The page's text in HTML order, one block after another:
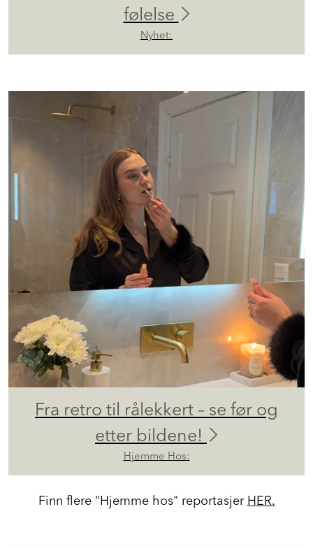
følelse
Nyhet:
Fra retro til rålekkert – se før og
etter bildene!
Hjemme Hos:
Finn flere "Hjemme hos" reportasjer HER.